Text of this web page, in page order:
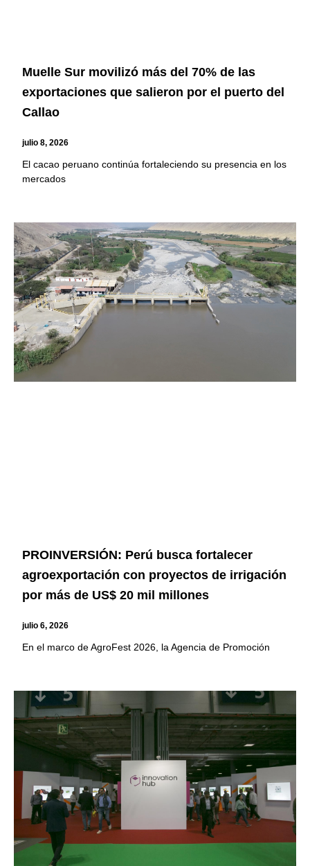
Muelle Sur movilizó más del 70% de las
exportaciones que salieron por el puerto del
Callao
julio 8, 2026
El cacao peruano continúa fortaleciendo su presencia en los
mercados
PROINVERSIÓN: Perú busca fortalecer
agroexportación con proyectos de irrigación
por más de US$ 20 mil millones
julio 6, 2026
En el marco de AgroFest 2026, la Agencia de Promoción